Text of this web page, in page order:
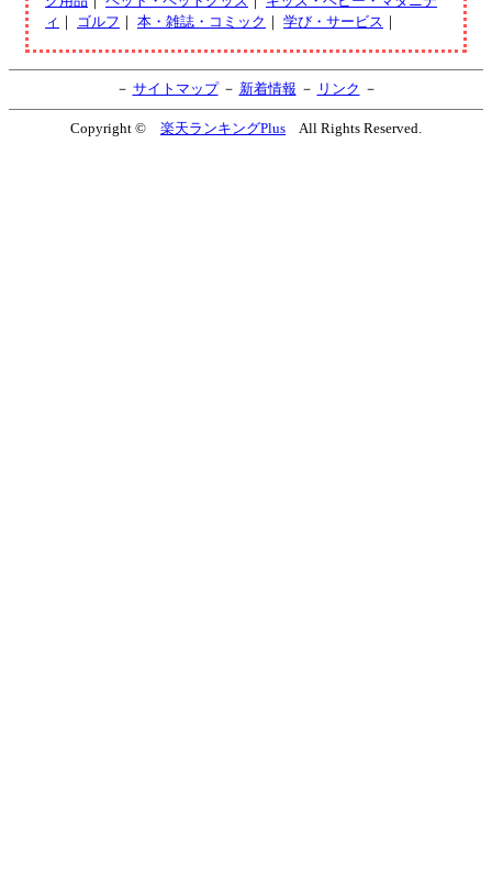
ィ ｜ ゴルフ ｜ 本・雑誌・コミック ｜ 学び・サービス ｜
－ サイトマップ－ 新着情報 － リンク －
Copyright © 楽天ランキングPlus All Rights Reserved.